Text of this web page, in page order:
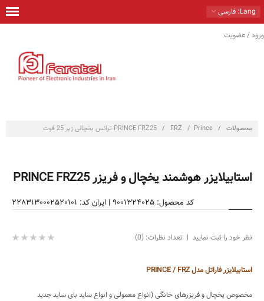
Lang: فارسی
ورود / عضویت
خانه
فروشگاه
محصولات /
Prince
/
FRZ
/ PRINCE FRZ25 ترانس یخچالی زیر 25 فوت
استابیلایزر هوشمند یخچال و فریزر PRINCE FRZ25
کد محصول: 9001324025 | ایران کد: 2283130002520101
نظر خود را ثبت نمایید | تعداد نظرات: (0)
استابیلایزر فاراتل مدل PRINCE / FRZ
مخصوص یخچال و فریزرهای خانگی (انواع معمولی و انواع ساید بای ساید جدید